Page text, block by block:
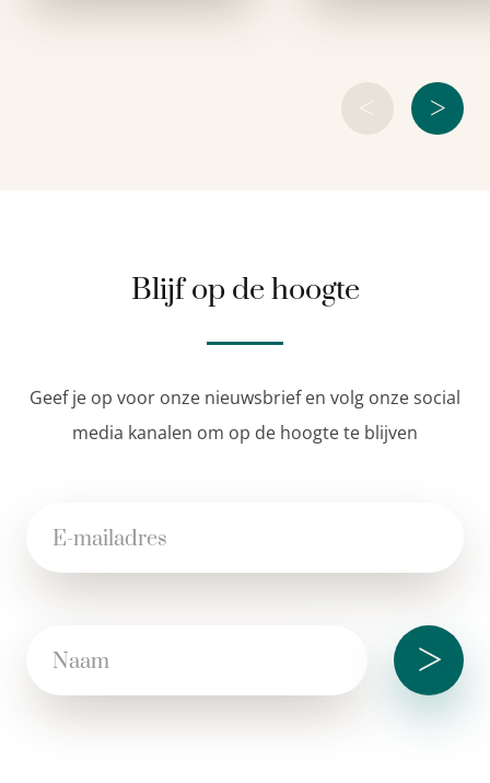
< >
Blijf op de hoogte
Geef je op voor onze nieuwsbrief en volg onze social
media kanalen om op de hoogte te blijven
>